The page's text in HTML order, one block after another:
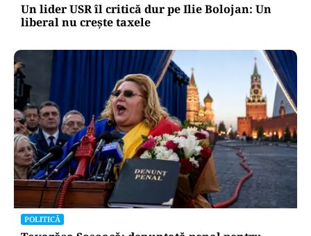
Un lider USR îl critică dur pe Ilie Bolojan: Un
liberal nu crește taxele
POLITICĂ